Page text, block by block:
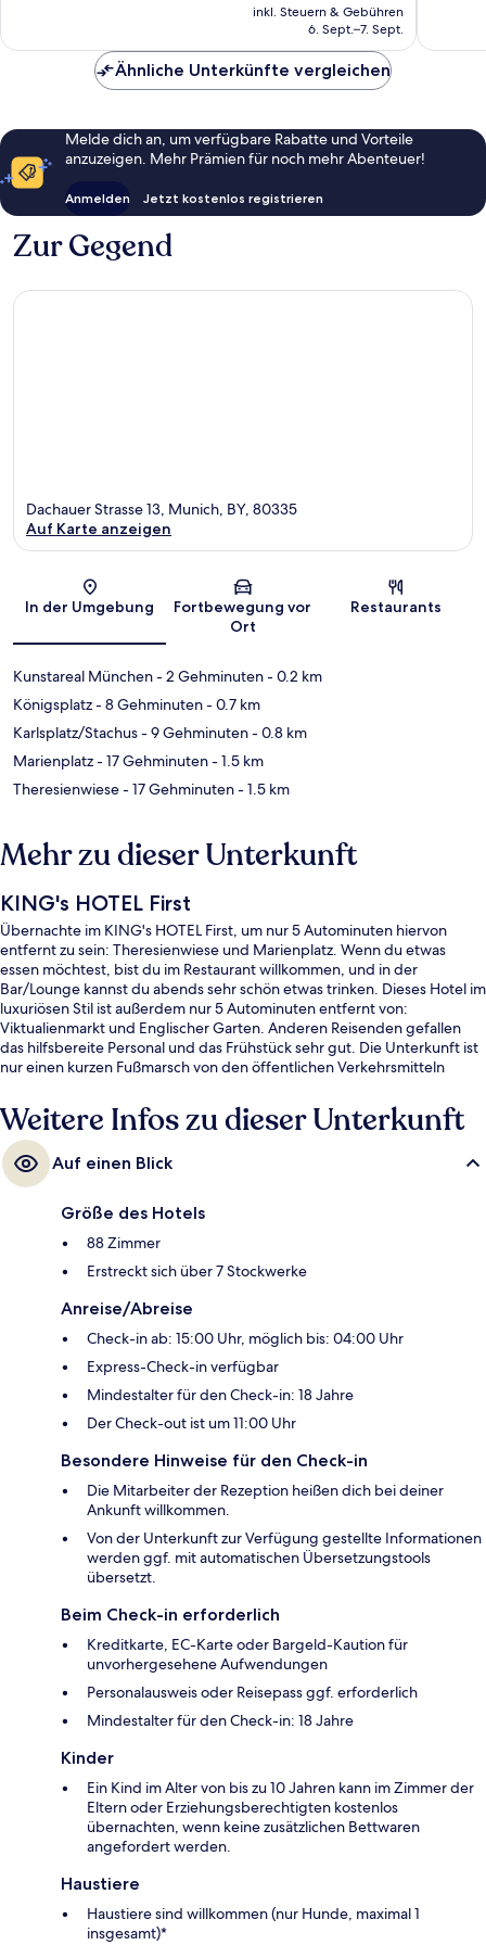
Preis
beträgt
inkl. Steuern & Gebühren
6. Sept.–7. Sept.
Ähnliche Unterkünfte vergleichen
Melde dich an, um verfügbare Rabatte und Vorteile
anzuzeigen. Mehr Prämien für noch mehr Abenteuer!
Anmelden Jetzt kostenlos registrieren
Zur Gegend
Karte
Dachauer Strasse 13, Munich, BY, 80335
Auf Karte anzeigen
In der Umgebung
Fortbewegung vor
Ort
Restaurants
Kunstareal München- 2 Gehminuten- 0.2 km
Königsplatz- 8 Gehminuten- 0.7 km
Karlsplatz/Stachus- 9 Gehminuten- 0.8 km
Marienplatz- 17 Gehminuten- 1.5 km
Theresienwiese- 17 Gehminuten- 1.5 km
Mehr zu dieser Unterkunft
KING's HOTEL First
Übernachte im KING's HOTEL First, um nur 5 Autominuten hiervon
entfernt zu sein: Theresienwiese und Marienplatz. Wenn du etwas
essen möchtest, bist du im Restaurant willkommen, und in der
Bar/Lounge kannst du abends sehr schön etwas trinken. Dieses Hotel im
luxuriösen Stil ist außerdem nur 5 Autominuten entfernt von:
Viktualienmarkt und Englischer Garten. Anderen Reisenden gefallen
das hilfsbereite Personal und das Frühstück sehr gut. Die Unterkunft ist
nur einen kurzen Fußmarsch von den öffentlichen Verkehrsmitteln
Karlstraße) bzw. 2 Minuten (Straßenbahnhaltestelle Hauptbahnhof
Nord).
Weitere Infos zu dieser Unterkunft
Auf einen Blick
Größe des Hotels
88 Zimmer
Erstreckt sich über 7 Stockwerke
Anreise/Abreise
Check-in ab: 15:00 Uhr, möglich bis: 04:00 Uhr
Express-Check-in verfügbar
Mindestalter für den Check-in: 18 Jahre
Der Check-out ist um 11:00 Uhr
Besondere Hinweise für den Check-in
Die Mitarbeiter der Rezeption heißen dich bei deiner
Ankunft willkommen.
Von der Unterkunft zur Verfügung gestellte Informationen
werden ggf. mit automatischen Übersetzungstools
übersetzt.
Beim Check-in erforderlich
Kreditkarte, EC-Karte oder Bargeld-Kaution für
unvorhergesehene Aufwendungen
Personalausweis oder Reisepass ggf. erforderlich
Mindestalter für den Check-in: 18 Jahre
Kinder
Ein Kind im Alter von bis zu 10 Jahren kann im Zimmer der
Eltern oder Erziehungsberechtigten kostenlos
übernachten, wenn keine zusätzlichen Bettwaren
angefordert werden.
Haustiere
Haustiere sind willkommen (nur Hunde, maximal 1
insgesamt)*